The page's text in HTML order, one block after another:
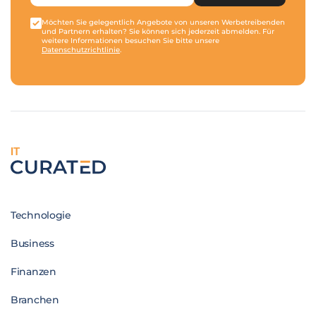
Möchten Sie gelegentlich Angebote von unseren Werbetreibenden
und Partnern erhalten? Sie können sich jederzeit abmelden. Für
weitere Informationen besuchen Sie bitte unsere
Datenschutzrichtlinie.
IT
Technologie
Business
Finanzen
Branchen